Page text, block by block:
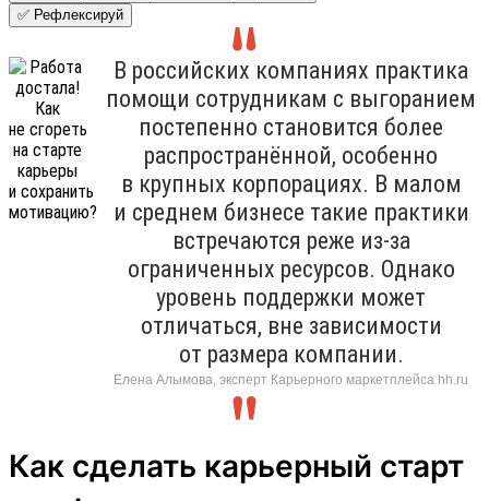
✅ Рефлексируй
В российских компаниях практика
помощи сотрудникам с выгоранием
постепенно становится более
распространённой, особенно
в крупных корпорациях. В малом
и среднем бизнесе такие практики
встречаются реже из-за
ограниченных ресурсов. Однако
уровень поддержки может
отличаться, вне зависимости
от размера компании.
Елена Алымова, эксперт Карьерного маркетплейса hh.ru
Как сделать карьерный старт